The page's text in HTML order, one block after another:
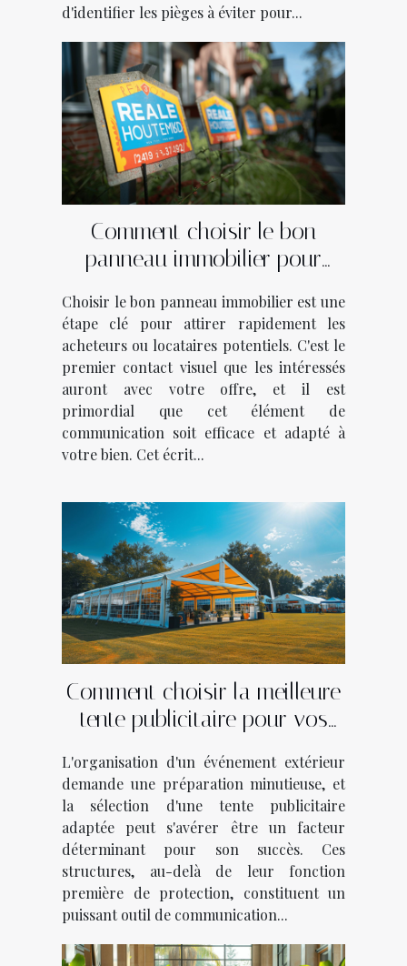
d'identifier les pièges à éviter pour...
Comment choisir le bon
panneau immobilier pour
Choisir le bon panneau immobilier est une
étape clé pour attirer rapidement les
acheteurs ou locataires potentiels. C'est le
premier contact visuel que les intéressés
auront avec votre offre, et il est
primordial que cet élément de
communication soit efficace et adapté à
votre bien. Cet écrit...
Comment choisir la meilleure
tente publicitaire pour vos
L'organisation d'un événement extérieur
demande une préparation minutieuse, et
la sélection d'une tente publicitaire
adaptée peut s'avérer être un facteur
déterminant pour son succès. Ces
structures, au-delà de leur fonction
première de protection, constituent un
puissant outil de communication...